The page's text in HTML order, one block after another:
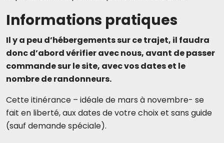
Informations pratiques
Il y a peu d’hébergements sur ce trajet, il faudra
donc d’abord vérifier avec nous, avant de passer
commande sur le site, avec vos dates et le
nombre de randonneurs.
Cette itinérance – idéale de mars à novembre- se
fait en liberté, aux dates de votre choix et sans guide
(sauf demande spéciale).